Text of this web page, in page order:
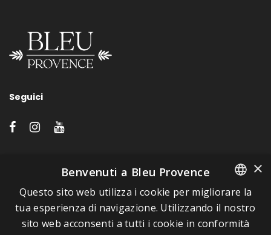
Seguici
A proposito di Bleu Provence
Informazioni legali
FRENCH
ITALIAN
×
Benvenuti a Bleu Provence
Questo sito web utilizza i cookie per migliorare la
tua esperienza di navigazione. Utilizzando il nostro
sito web acconsenti a tutti i cookie in conformità